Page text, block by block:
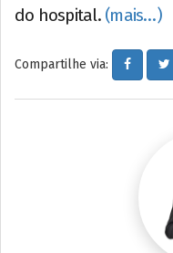
do hospital. (mais…)
Compartilhe via: